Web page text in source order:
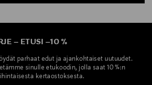
– ETUSI –10 %
parhaat edut ja ajankohtaiset uutuudet.
sinulle etukoodin, jolla saat 10 %:n
kertaostoksesta.